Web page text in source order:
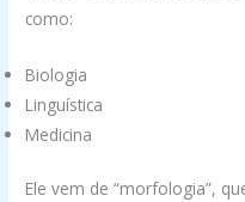
como:
Biologia
Linguística
Medicina
Ele vem de “morfologia”,